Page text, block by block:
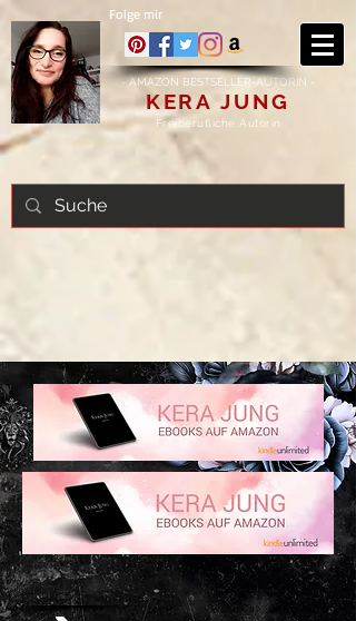
- AMAZON BESTSELLER-AUTORIN -
KERA JUNG
Freiberufliche Autorin
Folge mir